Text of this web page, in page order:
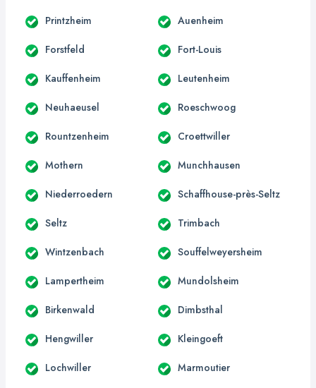
Printzheim Auenheim
Forstfeld Fort-Louis
Kauffenheim Leutenheim
Neuhaeusel Roeschwoog
Rountzenheim Croettwiller
Mothern Munchhausen
Niederroedern Schaffhouse-près-Seltz
Seltz Trimbach
Wintzenbach Souffelweyersheim
Lampertheim Mundolsheim
Birkenwald Dimbsthal
Hengwiller Kleingoeft
Lochwiller Marmoutier